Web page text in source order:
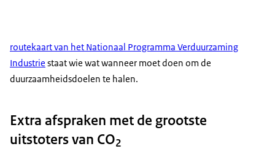
routekaart van het Nationaal Programma Verduurzaming
Industrie staat wie wat wanneer moet doen om de
duurzaamheidsdoelen te halen.
Extra afspraken met de grootste
uitstoters van CO2